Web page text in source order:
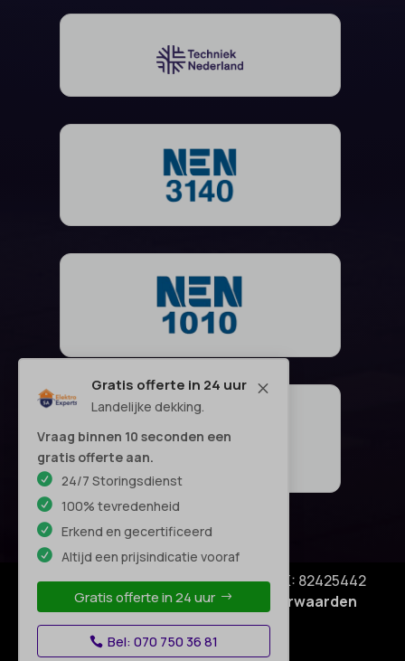
M
Gratis offerte in 24 uur
Landelijke dekking.
Vraag binnen 10 seconden een
gratis offerte aan.
24/7 Storingsdienst
100% tevredenheid
Erkend en gecertificeerd
Altijd een prijsindicatie vooraf
Gratis offerte in 24 uur
Bel: 070 750 36 81
© Copyright SA Elektro Experts - KVK: 82425442
Privacyverklaring|Algemene voorwaarden
Disclaimer–